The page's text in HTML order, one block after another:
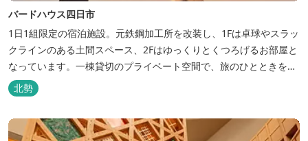
バードハウス四日市
1日1組限定の宿泊施設。元鉄鋼加工所を改装し、1Fは卓球やスラッ
クラインのある土間スペース、2Fはゆっくりとくつろげるお部屋と
なっています。一棟貸切のプライベート空間で、旅のひとときを過
ごしてみては。
北勢